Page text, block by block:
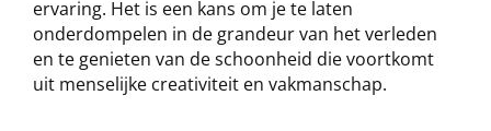
ervaring. Het is een kans om je te laten
onderdompelen in de grandeur van het verleden
en te genieten van de schoonheid die voortkomt
uit menselijke creativiteit en vakmanschap.